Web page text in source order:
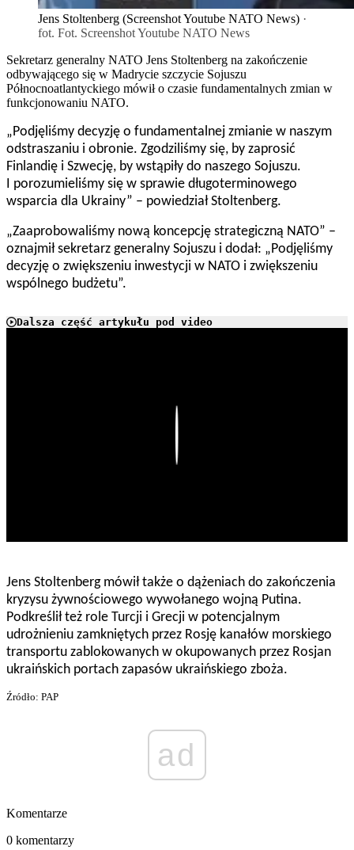
Jens Stoltenberg (Screenshot Youtube NATO News) ·
fot. Fot. Screenshot Youtube NATO News
Sekretarz generalny NATO Jens Stoltenberg na zakończenie
odbywającego się w Madrycie szczycie Sojuszu
Północnoatlantyckiego mówił o czasie fundamentalnych zmian w
funkcjonowaniu NATO.
„Podjęliśmy decyzję o fundamentalnej zmianie w naszym
odstraszaniu i obronie. Zgodziliśmy się, by zaprosić
Finlandię i Szwecję, by wstąpiły do naszego Sojuszu.
I porozumieliśmy się w sprawie długoterminowego
wsparcia dla Ukrainy” – powiedział Stoltenberg.
„Zaaprobowaliśmy nową koncepcję strategiczną NATO” –
oznajmił sekretarz generalny Sojuszu i dodał: „Podjęliśmy
decyzję o zwiększeniu inwestycji w NATO i zwiększeniu
wspólnego budżetu”.
Dalsza część artykułu pod video
Jens Stoltenberg mówił także o dążeniach do zakończenia
kryzysu żywnościowego wywołanego wojną Putina.
Podkreślił też role Turcji i Grecji w potencjalnym
udrożnieniu zamkniętych przez Rosję kanałów morskiego
transportu zablokowanych w okupowanych przez Rosjan
ukraińskich portach zapasów ukraińskiego zboża.
Źródło: PAP
ad
Komentarze
0 komentarzy